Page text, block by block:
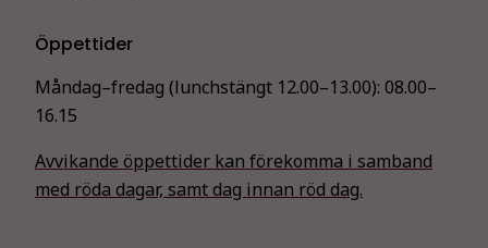
Öppettider
Måndag–fredag (lunchstängt 12.00–13.00): 08.00–
16.15
Avvikande öppettider kan förekomma i samband
med röda dagar, samt dag innan röd dag.
Statistik
kunna
förbättra
hemsidans